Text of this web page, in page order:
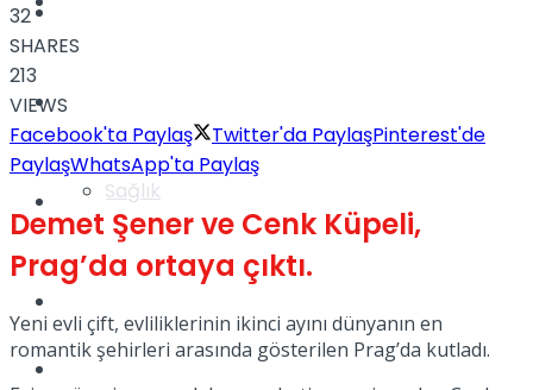
Sağlık
Türkiye
Müzik
32
SHARES
213
VIEWS
Facebook'ta Paylaş
Twitter'da PaylaşPinterest'de
PaylaşWhatsApp'ta Paylaş
Demet Şener ve Cenk Küpeli,
Prag’da ortaya çıktı.
Yeni evli çift, evliliklerinin ikinci ayını dünyanın en
romantik şehirleri arasında gösterilen Prag’da kutladı.